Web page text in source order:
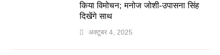
किया विमोचन; मनोज जोशी-उपासना सिंह
दिखेंगे साथ
अक्टूबर 4, 2025